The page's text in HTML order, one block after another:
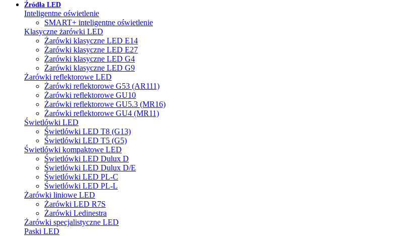
Źródła LED
Inteligentne oświetlenie
SMART+ inteligentne oświetlenie
Klasyczne żarówki LED
Żarówki klasyczne LED E14
Żarówki klasyczne LED E27
Żarówki klasyczne LED G4
Żarówki klasyczne LED G9
Żarówki reflektorowe LED
Żarówki reflektorowe G53 (AR111)
Żarówki reflektorowe GU10
Żarówki reflektorowe GU5.3 (MR16)
Żarówki reflektorowe GU4 (MR11)
Świetlówki LED
Świetlówki LED T8 (G13)
Świetlówki LED T5 (G5)
Świetlówki kompaktowe LED
Świetlówki LED Dulux D
Świetlówki LED Dulux D/E
Świetlówki LED PL-C
Świetlówki LED PL-L
Żarówki liniowe LED
Żarówki LED R7S
Żarówki Ledinestra
Żarówki specjalistyczne LED
Paski LED